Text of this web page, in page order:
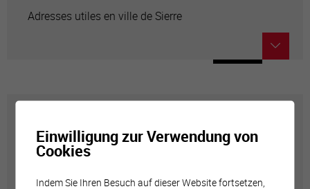
Adresses utiles en ville de Sierre
Carte interactive
de Sierre.
Einwilligung zur Verwendung von
Cookies
Indem Sie Ihren Besuch auf dieser Website fortsetzen,